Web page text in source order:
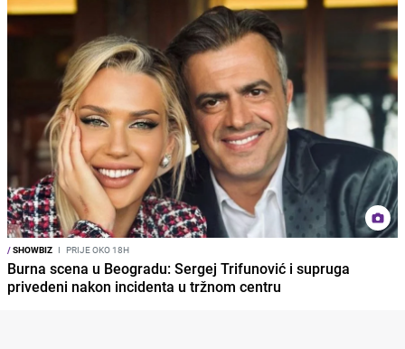
/SHOWBIZ I PRIJE OKO 18H
Burna scena u Beogradu: Sergej Trifunović i supruga
privedeni nakon incidenta u tržnom centru